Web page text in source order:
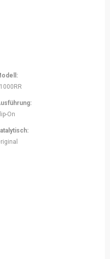
On